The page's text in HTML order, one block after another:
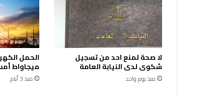
:
ا
ل
ع
ل
ا
ق
ا
لا صحة لمنع احد من تسجيل
شكوى لدى النيابة العامة
منذ يوم واحد
ميجاواط
منذ 3 أيام